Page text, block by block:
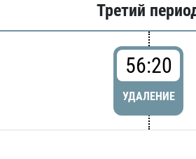
Третий
56:20
УДАЛЕНИЕ